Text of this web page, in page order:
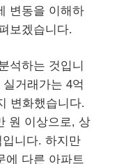
변동을 이해하
보겠습니다.
석하는 것입니
거래가는 4억
변화했습니다.
원 이상으로, 상
니다. 하지만
에 다른 아파트